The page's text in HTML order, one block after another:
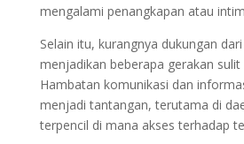
mengalami penangkapan atau
Selain itu, kurangnya dukungan
menjadikan beberapa gerakan sulit
Hambatan komunikasi dan
menjadi tantangan, terutama di
terpencil di mana akses terhadap